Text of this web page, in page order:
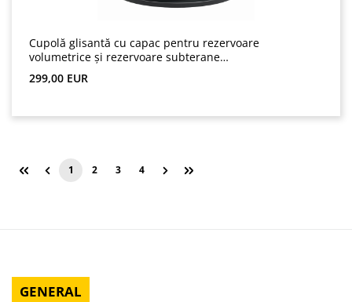
Cupolă glisantă cu capac pentru rezervoare
volumetrice și rezervoare subterane
(GreenLife)
Preț obișnuit:
299,00 EUR
Pagina
1 Pagina
2 Pagina
3 Pagina
4
GENERAL